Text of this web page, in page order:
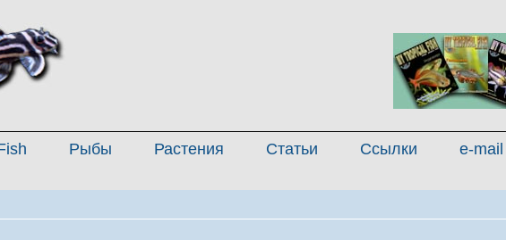
Рыбы Растения Статьи Ссылки e-mail